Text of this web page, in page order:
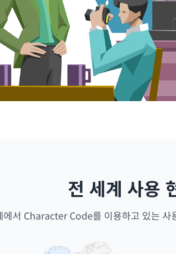
전 세계 사용
에서 Character Code를 이용하고 있는 사